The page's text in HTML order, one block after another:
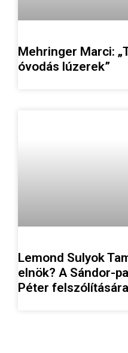
Mehringer Marci:
óvodás lúzerek”
Lemond Sulyok
elnök? A Sándor-
Péter felszólítására